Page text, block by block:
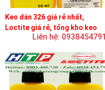
Keo dán 326 giá rẻ nhất,
Loctite giá rẻ, tổng kho keo
Liên hệ: 0938454791